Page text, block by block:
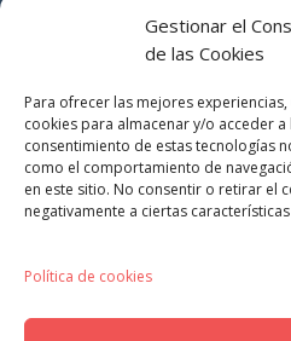
Gestionar el
de las Cookies
Para ofrecer las mejores
cookies para almacenar y/o acceder
consentimiento de estas tecnologías
como el comportamiento de
en este sitio. No consentir o retirar el
negativamente a ciertas
Política de cookies
Normas